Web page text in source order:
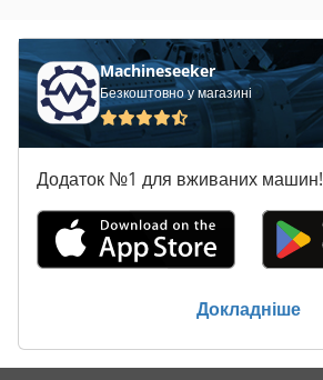
Claas Dominator 108 S
Claas Scorpion 6030
Claas Scorpion 6030 Cp
Claas Scorpion 7030
Claas Scorpion 7045
Claas Scorpion 9040
Claas Scorpion 9055
Machineseeker
Безкоштовно у магазині
Додаток №1 для вживаних машин!
Докладніше